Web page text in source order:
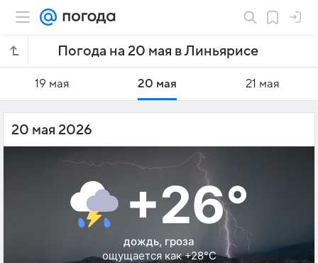
Погода на 20 мая в Линьярисе
19 мая 20 мая 21 мая
20 мая 2026
+26°
дождь, гроза
ощущается как +28°C